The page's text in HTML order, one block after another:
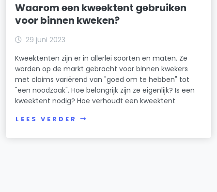
Waarom een kweektent gebruiken
voor binnen kweken?
29 juni 2023
Kweektenten zijn er in allerlei soorten en maten. Ze
worden op de markt gebracht voor binnen kwekers
met claims variërend van "goed om te hebben" tot
"een noodzaak". Hoe belangrijk zijn ze eigenlijk? Is een
kweektent nodig? Hoe verhoudt een kweektent
LEES VERDER